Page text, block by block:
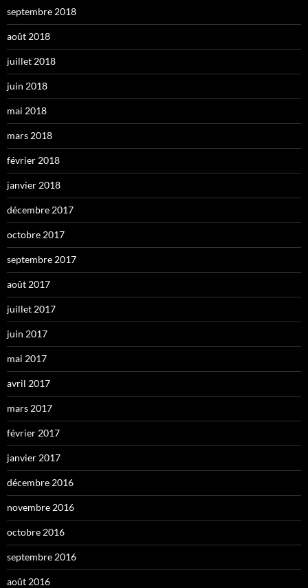
septembre 2018
août 2018
juillet 2018
juin 2018
mai 2018
mars 2018
février 2018
janvier 2018
décembre 2017
octobre 2017
septembre 2017
août 2017
juillet 2017
juin 2017
mai 2017
avril 2017
mars 2017
février 2017
janvier 2017
décembre 2016
novembre 2016
octobre 2016
septembre 2016
août 2016